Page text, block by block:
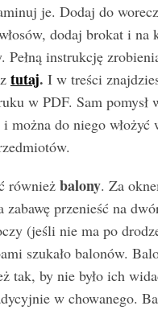
je. Dodaj do
dodaj brokat i na
Pełną instrukcję
tutaj. I w treści
w PDF. Sam pomysł
można do niego włożyć
również balony. Za
przenieść na
(jeśli nie ma po
szukało balonów.
tak, by nie było ich
w chowanego.